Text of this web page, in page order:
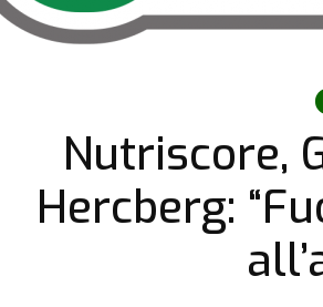
Nutriscore,
Hercberg: